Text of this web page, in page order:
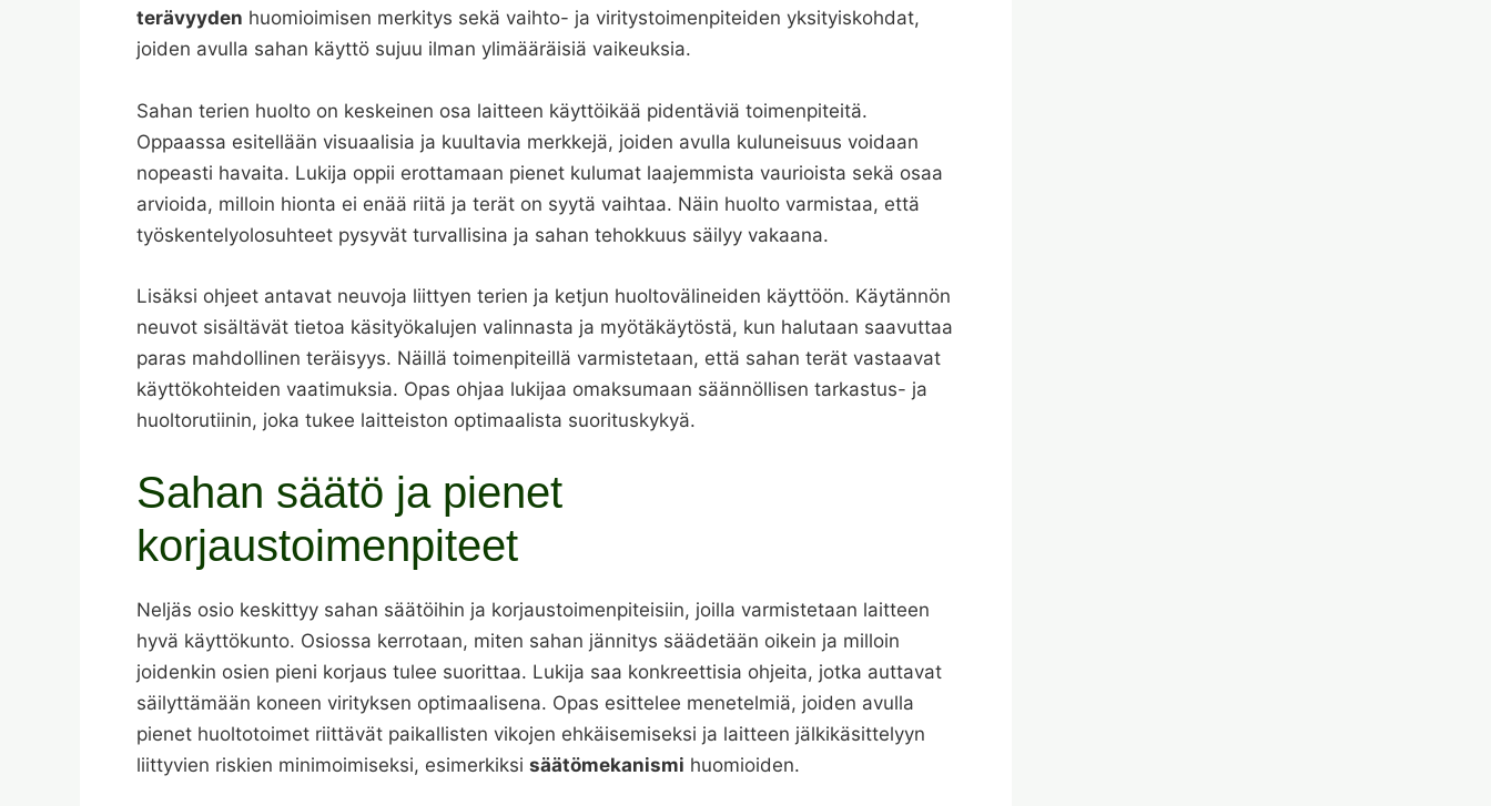
terävyyden huomioimisen merkitys sekä vaihto- ja viritystoimenpiteiden yksityiskohdat,
joiden avulla sahan käyttö sujuu ilman ylimääräisiä vaikeuksia.
Sahan terien huolto on keskeinen osa laitteen käyttöikää pidentäviä toimenpiteitä.
Oppaassa esitellään visuaalisia ja kuultavia merkkejä, joiden avulla kuluneisuus voidaan
nopeasti havaita. Lukija oppii erottamaan pienet kulumat laajemmista vaurioista sekä osaa
arvioida, milloin hionta ei enää riitä ja terät on syytä vaihtaa. Näin huolto varmistaa, että
työskentelyolosuhteet pysyvät turvallisina ja sahan tehokkuus säilyy vakaana.
Lisäksi ohjeet antavat neuvoja liittyen terien ja ketjun huoltovälineiden käyttöön. Käytännön
neuvot sisältävät tietoa käsityökalujen valinnasta ja myötäkäytöstä, kun halutaan saavuttaa
paras mahdollinen teräisyys. Näillä toimenpiteillä varmistetaan, että sahan terät vastaavat
käyttökohteiden vaatimuksia. Opas ohjaa lukijaa omaksumaan säännöllisen tarkastus- ja
huoltorutiinin, joka tukee laitteiston optimaalista suorituskykyä.
Sahan säätö ja pienet
korjaustoimenpiteet
Neljäs osio keskittyy sahan säätöihin ja korjaustoimenpiteisiin, joilla varmistetaan laitteen
hyvä käyttökunto. Osiossa kerrotaan, miten sahan jännitys säädetään oikein ja milloin
joidenkin osien pieni korjaus tulee suorittaa. Lukija saa konkreettisia ohjeita, jotka auttavat
säilyttämään koneen virityksen optimaalisena. Opas esittelee menetelmiä, joiden avulla
pienet huoltotoimet riittävät paikallisten vikojen ehkäisemiseksi ja laitteen jälkikäsittelyyn
liittyvien riskien minimoimiseksi, esimerkiksi säätömekanismi huomioiden.